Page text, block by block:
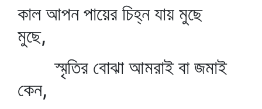
কাল আপন পায়ের চিহ্ন যায় মুছে
মুছে,
স্মৃতির বোঝা আমরাই বা জমাই
কেন,